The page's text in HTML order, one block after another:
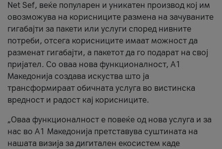
Net Sef, веќе популарен и уникатен производ кој им
овозможува на корисниците размена на зачуваните
гигабајти за пакети или услуги според нивните
потреби, отсега корисниците имаат можност да
разменат гигабајти, а пакетот да го подарат на свој
пријател. Со оваа нова функционалност, А1
Македонија создава искуства што ја
трансформираат обичната услуга во вистинска
вредност и радост кај корисниците.
„Оваа функционалност е повеќе од нова услуга и за
нас во А1 Македонија претставува суштината на
нашата визија за дигитален екосистем каде